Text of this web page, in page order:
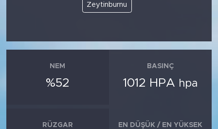
Zeytinburnu
NEM
%52
BASINÇ
1012 HPA hpa
RÜZGAR EN DÜŞÜK / EN YÜKSEK
FOTO GALERİ
SOSYAL MEDYA